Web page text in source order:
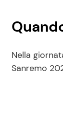
Nella
Sanremo